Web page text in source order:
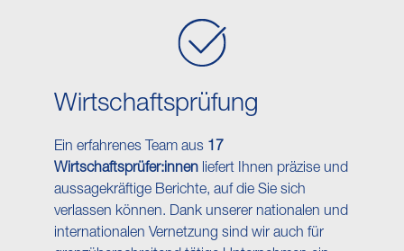
Wirtschafts​prüfung
Ein erfahrenes Team aus 17
Wirtschaftsprüfer:innen liefert Ihnen präzise und
aussagekräftige Berichte, auf die Sie sich
verlassen können. Dank unserer nationalen und
internationalen Vernetzung sind wir auch für